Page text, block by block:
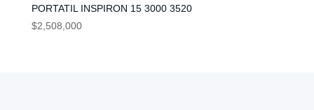
PORTATIL INSPIRON 15 3000 3520
$2,508,000